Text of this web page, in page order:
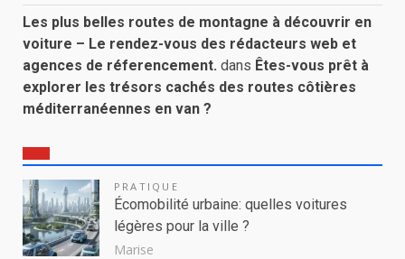
Les plus belles routes de montagne à découvrir en
voiture – Le rendez-vous des rédacteurs web et
agences de réferencement. dans Êtes-vous prêt à
explorer les trésors cachés des routes côtières
méditerranéennes en van ?
PRATIQUE
Écomobilité urbaine: quelles voitures
légères pour la ville ?
Marise